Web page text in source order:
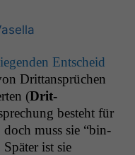
Entscheid
Drit­tansprüchen
(Drit­
beste­ht für
doch muss sie “bin­
ist sie